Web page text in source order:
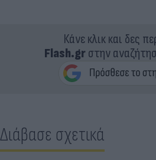
Κάνε κλικ και δες
Flash.grστην
Διάβασε σχετικά